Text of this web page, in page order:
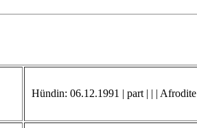
Hündin: 06.12.1991 | part | | | Afrodite